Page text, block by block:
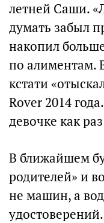
летней Саши.
думать забыл
накопил
по алиментам.
кстати
Rover 2014
девочке как
В ближайшем
родителей» и
не машин, а